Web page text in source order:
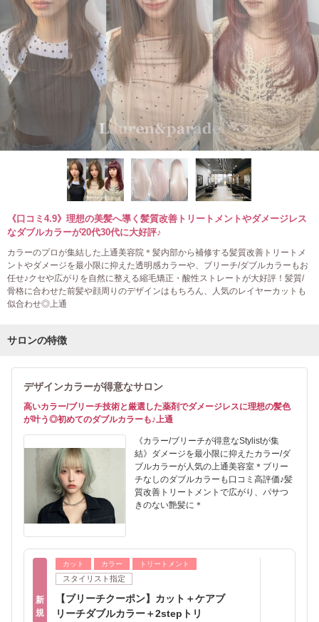
《口コミ4.9》理想の美髪へ導く髪質改善トリートメントやダメージレス
なダブルカラーが20代30代に大好評♪
カラーのプロが集結した上通美容院＊髪内部から補修する髪質改善トリートメ
ントやダメージを最小限に抑えた透明感カラーや、ブリーチ/ダブルカラーもお
任せ♪クセや広がりを自然に整える縮毛矯正・酸性ストレートが大好評！髪質/
骨格に合わせた前髪や顔周りのデザインはもちろん、人気のレイヤーカットも
似合わせ◎上通
サロンの特徴
デザインカラーが得意なサロン
高いカラー/ブリーチ技術と厳選した薬剤でダメージレスに理想の髪色
が叶う◎初めてのダブルカラーも♪上通
《カラー/ブリーチが得意なStylistが集
結》ダメージを最小限に抑えたカラー/ダ
ブルカラーが人気の上通美容室＊ブリー
チなしのダブルカラーも口コミ高評価♪髪
質改善トリートメントで広がり、パサつ
きのない艶髪に＊
新
規
カット カラー トリートメント
スタイリスト指定
【ブリーチクーポン】カット＋ケアブ
リーチダブルカラー＋2stepトリ